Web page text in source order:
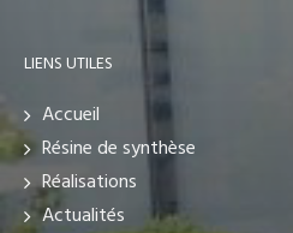
LIENS UTILES
Accueil
Résine de synthèse
Réalisations
Actualités